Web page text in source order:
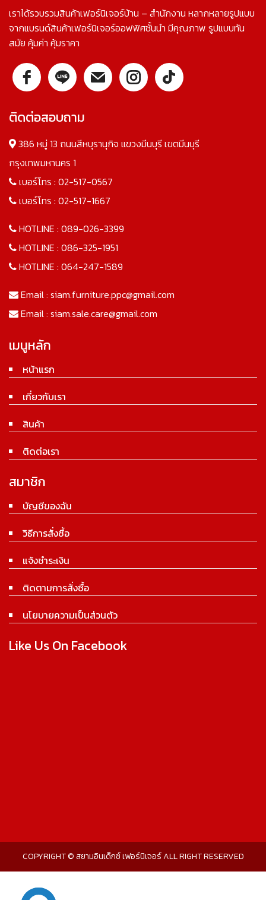
เราได้รวบรวมสินค้าเฟอร์นิเจอร์บ้าน – สำนักงาน หลากหลายรูปแบบ
จากแบรนด์สินค้าเฟอร์นิเจอร์ออฟฟิศชั้นนำ มีคุณภาพ รูปแบบทัน
สมัย คุ้มค่า คุ้มราคา
ติดต่อสอบถาม
386 หมู่ 13 ถนนสีหบุรานุกิจ แขวงมีนบุรี เขตมีนบุรี
กรุงเทพมหานคร 1
เบอร์โทร : 02-517-0567
เบอร์โทร : 02-517-1667
HOTLINE : 089-026-3399
HOTLINE : 086-325-1951
HOTLINE : 064-247-1589
Email : siam.furniture.ppc@gmail.com
Email : siam.sale.care@gmail.com
เมนูหลัก
หน้าแรก
เกี่ยวกับเรา
สินค้า
ติดต่อเรา
สมาชิก
บัญชีของฉัน
วิธีการสั่งซื้อ
แจ้งชำระเงิน
ติดตามการสั่งซื้อ
นโยบายความเป็นส่วนตัว
Like Us On Facebook
COPYRIGHT © สยามอินเด็กซ์ เฟอร์นิเจอร์ ALL RIGHT RESERVED